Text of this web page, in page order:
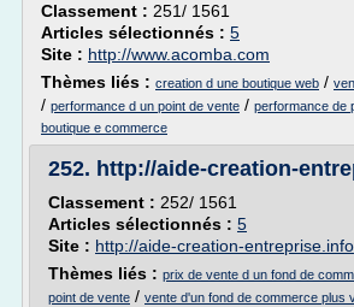
Classement : 251/ 1561
Articles sélectionnés : 5
Site : http://www.acomba.com
Thèmes liés : creation d une boutique web /
/ performance d un point de vente / performance de
boutique e commerce
252. http://aide-creation-
Classement : 252/ 1561
Articles sélectionnés : 5
Site : http://aide-creation-entreprise.info
Thèmes liés : prix de vente d un fond de
point de vente / vente d'un fond de commerce plus